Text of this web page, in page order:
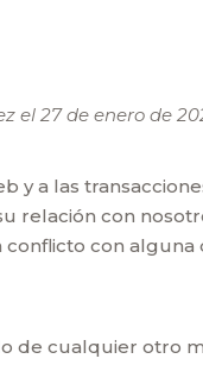
el 27 de enero de
y a las
relación con
con
de cualquier otro